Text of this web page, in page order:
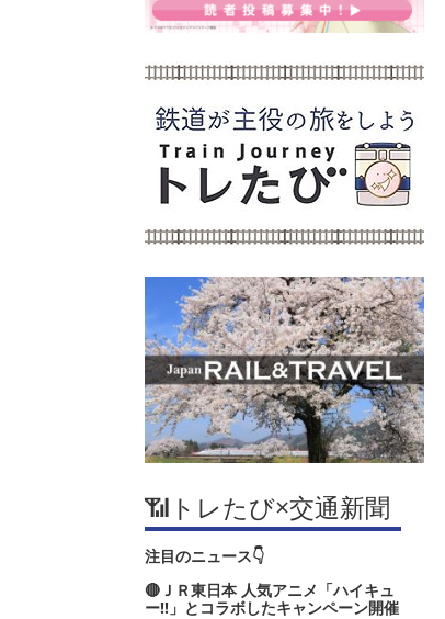
📶トレたび×交通新聞
注目のニュース👇
🔴ＪＲ東日本 人気アニメ「ハイキュ
ー‼」とコラボしたキャンペーン開催